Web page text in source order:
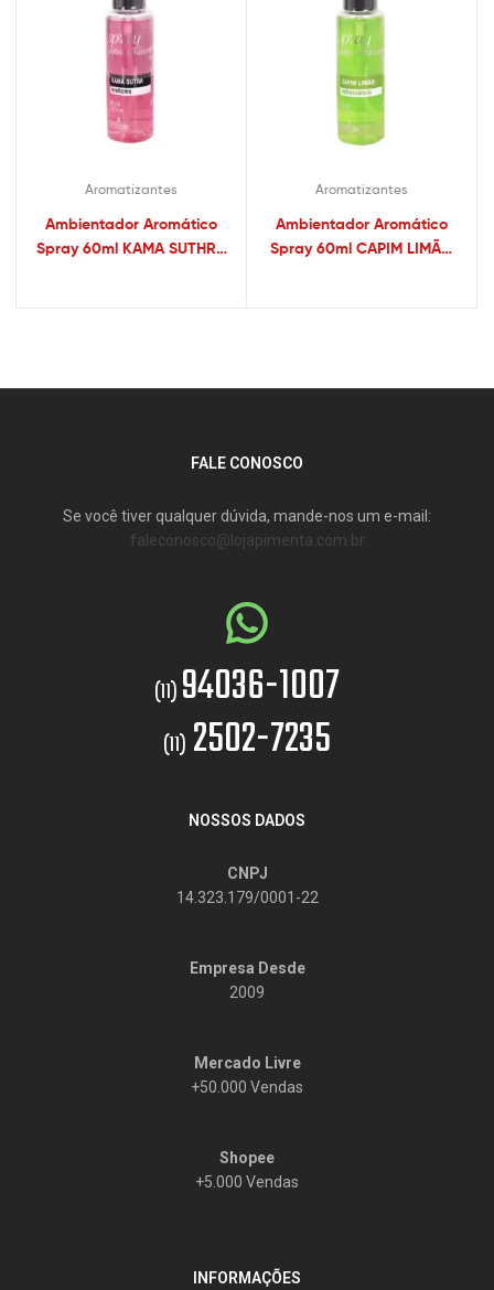
Aromatizantes
Ambientador Aromático
Spray 60ml KAMA SUTHRA
Aromatizantes
Ambientador Aromático
Spray 60ml CAPIM LIMÃO
FALE CONOSCO
Se você tiver qualquer dúvida, mande-nos um e-mail:
faleconosco@lojapimenta.com.br
(11) 94036-1007
(11) 2502-7235
NOSSOS DADOS
CNPJ
14.323.179/0001-22
Empresa Desde
2009
Mercado Livre
+50.000 Vendas
Shopee
+5.000 Vendas
INFORMAÇÕES